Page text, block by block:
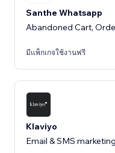
Santhe Whatsapp
Abandoned Cart,
มีแพ็กเกจใช้งานฟรี
Klaviyo
Email & SMS